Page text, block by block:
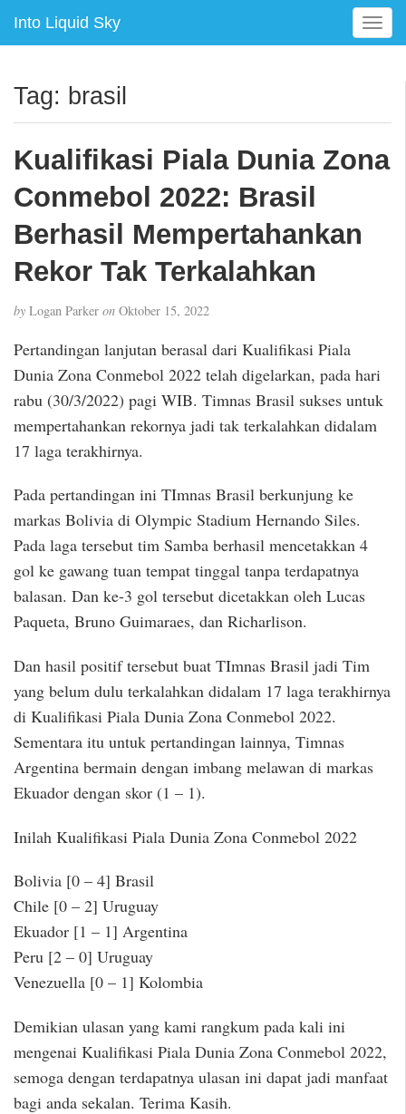
Into Liquid Sky
T
o
e
a
Tag: brasil
Kualifikasi Piala Dunia Zona
Conmebol 2022: Brasil
Berhasil Mempertahankan
Rekor Tak Terkalahkan
by Logan Parker on Oktober 15, 2022
Pertandingan lanjutan berasal dari Kualifikasi Piala
Dunia Zona Conmebol 2022 telah digelarkan, pada hari
rabu (30/3/2022) pagi WIB. Timnas Brasil sukses untuk
mempertahankan rekornya jadi tak terkalahkan didalam
17 laga terakhirnya.
Pada pertandingan ini TImnas Brasil berkunjung ke
markas Bolivia di Olympic Stadium Hernando Siles.
Pada laga tersebut tim Samba berhasil mencetakkan 4
gol ke gawang tuan tempat tinggal tanpa terdapatnya
balasan. Dan ke-3 gol tersebut dicetakkan oleh Lucas
Paqueta, Bruno Guimaraes, dan Richarlison.
Dan hasil positif tersebut buat TImnas Brasil jadi Tim
yang belum dulu terkalahkan didalam 17 laga terakhirnya
di Kualifikasi Piala Dunia Zona Conmebol 2022.
Sementara itu untuk pertandingan lainnya, Timnas
Argentina bermain dengan imbang melawan di markas
Ekuador dengan skor (1 – 1).
Inilah Kualifikasi Piala Dunia Zona Conmebol 2022
Bolivia [0 – 4] Brasil
Chile [0 – 2] Uruguay
Ekuador [1 – 1] Argentina
Peru [2 – 0] Uruguay
Venezuella [0 – 1] Kolombia
Demikian ulasan yang kami rangkum pada kali ini
mengenai Kualifikasi Piala Dunia Zona Conmebol 2022,
semoga dengan terdapatnya ulasan ini dapat jadi manfaat
bagi anda sekalan. Terima Kasih.